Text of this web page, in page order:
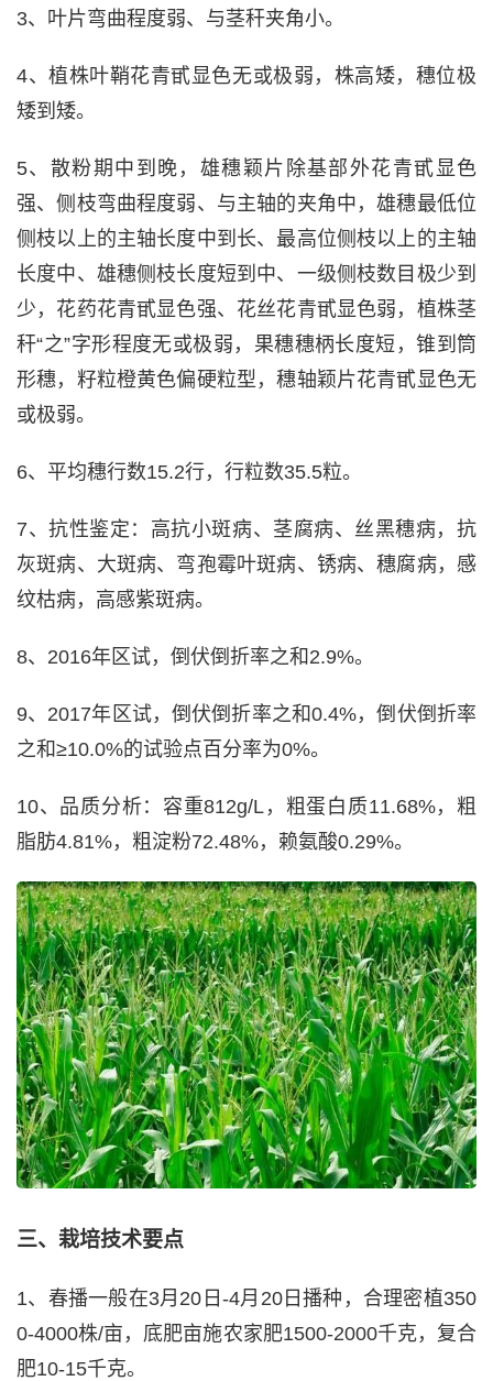
3、叶片弯曲程度弱、与茎秆夹角小。
4、植株叶鞘花青甙显色无或极弱，株高矮，穗位极
矮到矮。
5、散粉期中到晚，雄穗颖片除基部外花青甙显色
强、侧枝弯曲程度弱、与主轴的夹角中，雄穗最低位
侧枝以上的主轴长度中到长、最高位侧枝以上的主轴
长度中、雄穗侧枝长度短到中、一级侧枝数目极少到
少，花药花青甙显色强、花丝花青甙显色弱，植株茎
秆“之”字形程度无或极弱，果穗穗柄长度短，锥到筒
形穗，籽粒橙黄色偏硬粒型，穗轴颖片花青甙显色无
或极弱。
6、平均穗行数15.2行，行粒数35.5粒。
7、抗性鉴定：高抗小斑病、茎腐病、丝黑穗病，抗
灰斑病、大斑病、弯孢霉叶斑病、锈病、穗腐病，感
纹枯病，高感紫斑病。
8、2016年区试，倒伏倒折率之和2.9%。
9、2017年区试，倒伏倒折率之和0.4%，倒伏倒折率
之和≥10.0%的试验点百分率为0%。
10、品质分析：容重812g/L，粗蛋白质11.68%，粗
脂肪4.81%，粗淀粉72.48%，赖氨酸0.29%。
三、栽培技术要点
1、春播一般在3月20日-4月20日播种，合理密植350
0-4000株/亩，底肥亩施农家肥1500-2000千克，复合
肥10-15千克。